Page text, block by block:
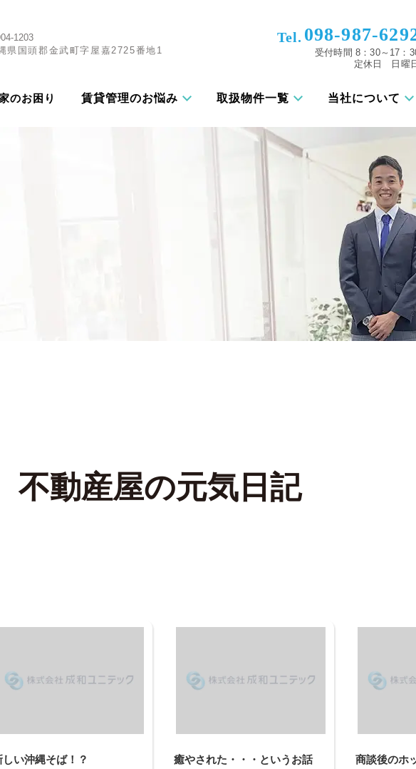
1203
県国頭郡金武町字屋嘉2725番地1
Tel. 098-987-
受付時間 8：30～17：
定休日 日曜
のお困り 賃貸管理のお悩み 取扱物件一覧 当社について
不動産屋の元気日記
しい沖縄そば！？
癒やされた・・・というお話
商談後のホ